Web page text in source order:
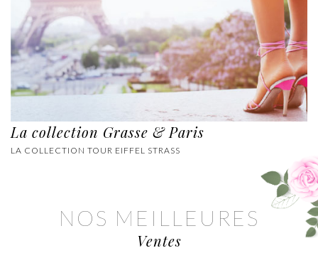
La collection Grasse & Paris
LA COLLECTION TOUR EIFFEL STRASS
NOS MEILLEURES
Ventes